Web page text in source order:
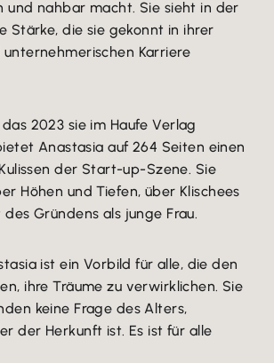
und nahbar macht. Sie sieht in der
Stärke, die sie gekonnt in ihrer
Karriere
2023 sie im Haufe Verlag
Anastasia auf 264 Seiten einen
der Start-up-Szene. Sie
Höhen und Tiefen, über Klischees
Gründens als junge Frau.
ist ein Vorbild für alle, die den
ihre Träume zu verwirklichen. Sie
keine Frage des Alters,
der Herkunft ist. Es ist für alle